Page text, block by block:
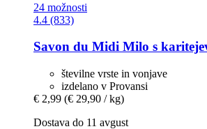
24 možnosti
4.4 (833)
Savon du Midi Milo s
številne vrste in vonjave
izdelano v Provansi
€ 2,99 (€ 29,90 / kg)
Dostava do 11 avgust